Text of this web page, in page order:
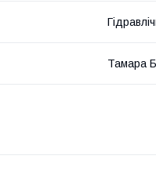
Тамара